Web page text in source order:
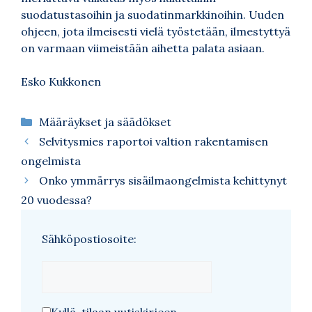
suodatustasoihin ja suodatinmarkkinoihin. Uuden
ohjeen, jota ilmeisesti vielä työstetään, ilmestyttyä
on varmaan viimeistään aihetta palata asiaan.
Esko Kukkonen
Kategoriat
Määräykset ja säädökset
Selvitysmies raportoi valtion rakentamisen
ongelmista
Onko ymmärrys sisäilmaongelmista kehittynyt
20 vuodessa?
Sähköpostiosoite: